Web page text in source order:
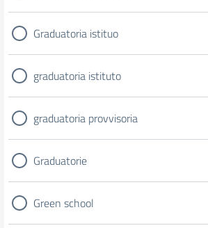
Graduatoria istituo
graduatoria istituto
graduatoria provvisoria
Graduatorie
Green school